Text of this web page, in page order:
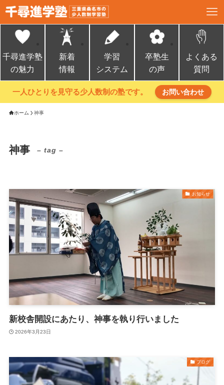
千尋進学塾
の魅力
新着
情報
学習
システム
卒塾生
の声
よくある
質問
一人ひとりを見守る少人数制の塾です。 お問い合わせ
ホーム 神事
神事 – tag –
お知らせ
新校舎開設にあたり、神事を執り行いました
2026年3月23日
ブログ